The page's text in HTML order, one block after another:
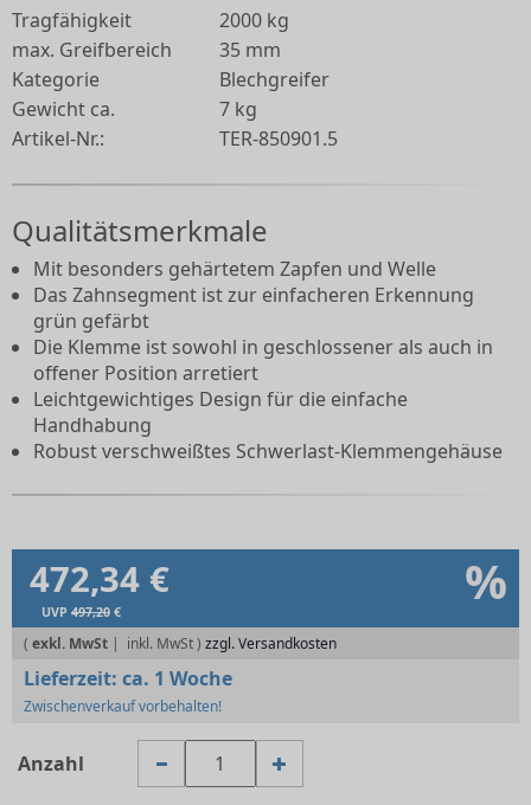
Tragfähigkeit
2000 kg
max. Greifbereich
35 mm
Kategorie
Blechgreifer
Gewicht ca.
7 kg
Artikel-Nr.:
TER-850901.5
Qualitätsmerkmale
Mit besonders gehärtetem Zapfen und Welle
Das Zahnsegment ist zur einfacheren Erkennung
grün gefärbt
Die Klemme ist sowohl in geschlossener als auch in
offener Position arretiert
Leichtgewichtiges Design für die einfache
Handhabung
Robust verschweißtes Schwerlast-Klemmengehäuse
472,34 € %
UVP 497,20 €
( exkl. MwSt | zzgl. Versandkosten
Lieferzeit: ca. 1 Woche
Zwischenverkauf vorbehalten!
Anzahl